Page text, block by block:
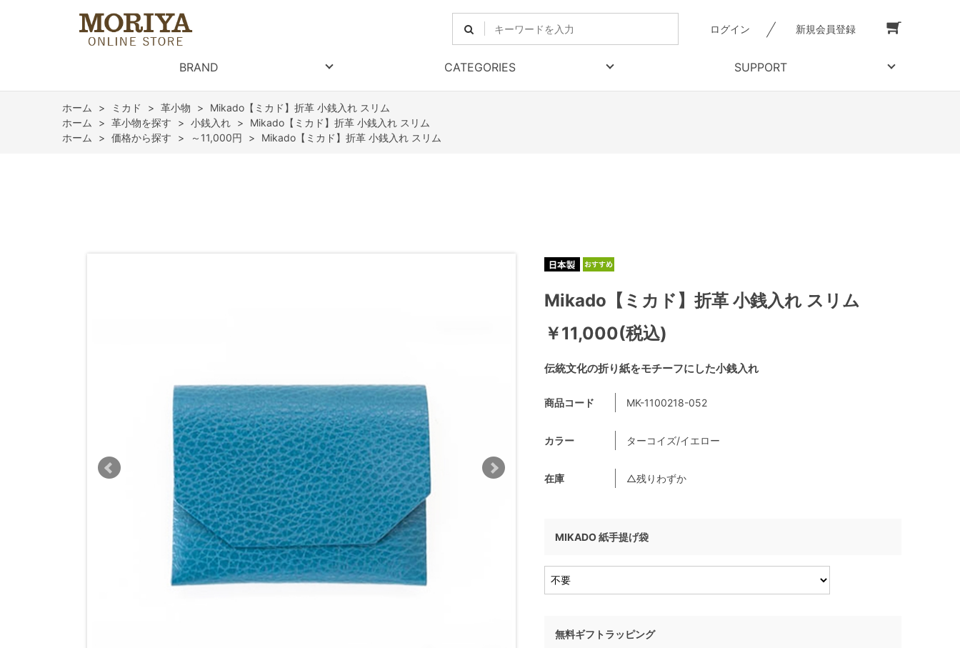
ログイン 新規会員登録
BRAND CATEGORIES SUPPORT
ホーム > ミカド > 革小物 >
Mikado【ミカド】折革 小銭入れ スリム
ホーム
> 革小物を探す > 小銭入れ >
Mikado【ミカド】折革 小銭入れ スリム
ホーム
> 価格から探す > ～11,000円 > Mikado【ミカド】折革 小銭入れ スリム
伝統文化の折り紙をモチーフにした小銭入れ
Mikado【ミカド】折革 小銭入れ スリム
￥11,000(税込)
商品コード MK-1100218-052
カラー ターコイズ/イエロー
在庫 △残りわずか
MIKADO 紙手提げ袋
無料ギフトラッピング